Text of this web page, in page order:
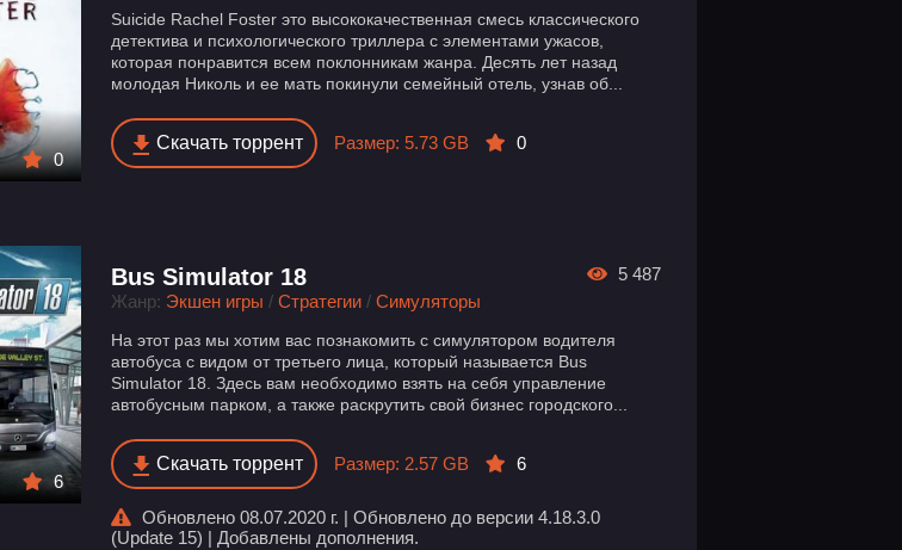
0
Suicide Rachel Foster это высококачественная смесь классического
детектива и психологического триллера с элементами ужасов,
которая понравится всем поклонникам жанра. Десять лет назад
молодая Николь и ее мать покинули семейный отель, узнав об...
Скачать торрент Размер: 5.73 GB 0
6
Bus Simulator 18
Жанр: Экшен игры /Стратегии /Симуляторы
На этот раз мы хотим вас познакомить с симулятором водителя
автобуса с видом от третьего лица, который называется Bus
Simulator 18. Здесь вам необходимо взять на себя управление
автобусным парком, а также раскрутить свой бизнес городского...
Скачать торрент Размер: 2.57 GB 6
Обновлено 08.07.2020 г. | Обновлено до версии 4.18.3.0
(Update 15) | Добавлены дополнения.
5 487